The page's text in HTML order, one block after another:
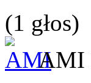
(1 głos)
AMI